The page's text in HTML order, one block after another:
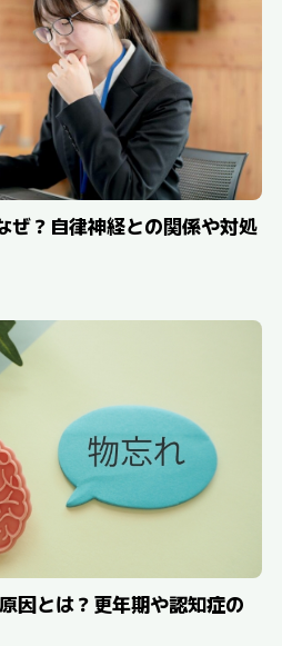
ぜ？自律神経との関係や対処
因とは？更年期や認知症の